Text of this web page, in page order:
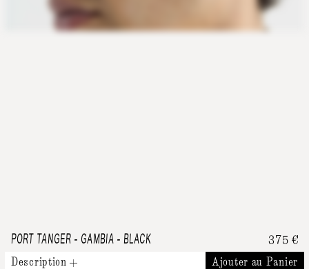
PORT TANGER - GAMBIA - BLACK
Description
375 €
Ajouter au Panier